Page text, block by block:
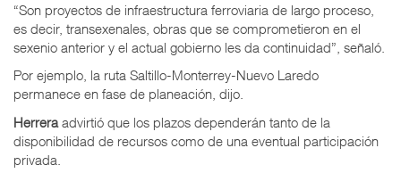
“Son proyectos de infraestructura ferroviaria de largo proceso,
es decir, transexenales, obras que se comprometieron en el
sexenio anterior y el actual gobierno les da continuidad”, señaló.
Por ejemplo, la ruta Saltillo-Monterrey-Nuevo Laredo
permanece en fase de planeación, dijo.
Herreraadvirtió que los plazos dependerán tanto de la
disponibilidad de recursos como de una eventual participación
privada.